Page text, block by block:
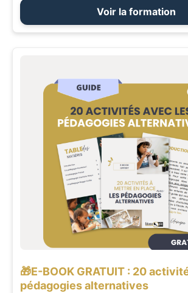
Voir la formation
🎁E-BOOK GRATUIT : 20
pédagogies alternatives